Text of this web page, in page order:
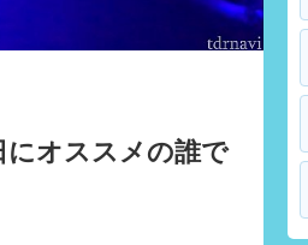
にオススメの誰で